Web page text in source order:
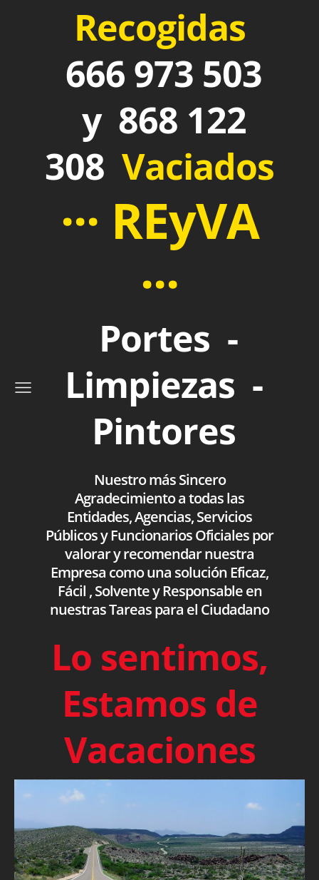
Recogidas
666 973 503
y 868 122
308 Vaciados
··· REyVA
···
Portes -
Limpiezas -
Pintores
Nuestro más Sincero
Agradecimiento a todas las
Entidades, Agencias, Servicios
Públicos y Funcionarios Oficiales por
valorar y recomendar nuestra
Empresa como una solución Eficaz,
Fácil , Solvente y Responsable en
nuestras Tareas para el Ciudadano
Lo sentimos,
Estamos de
Vacaciones